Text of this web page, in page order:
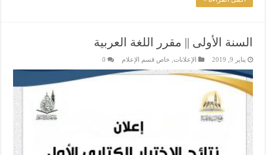
­السنة الأولى || ­مقرر اللغة العربية ­
يناير 9, 2019 الإعلانات خاص قسم الإعلام 0